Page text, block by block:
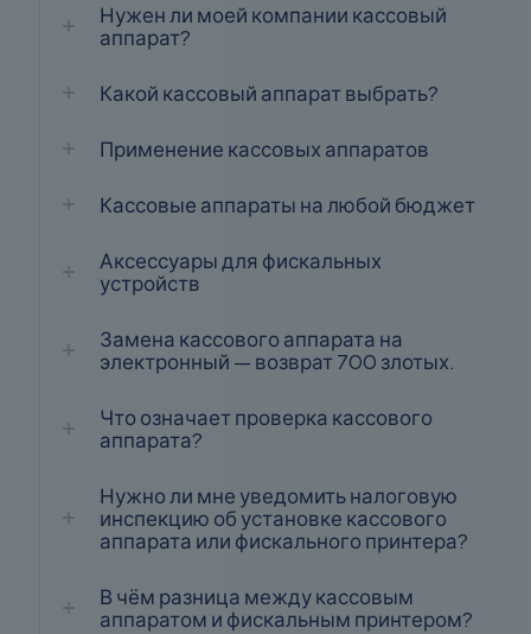
Нужен ли моей компании кассовый
аппарат?
Какой кассовый аппарат выбрать?
Применение кассовых аппаратов
Кассовые аппараты на любой бюджет
Аксессуары для фискальных
устройств
Замена кассового аппарата на
электронный — возврат 700 злотых.
Что означает проверка кассового
аппарата?
Нужно ли мне уведомить налоговую
инспекцию об установке кассового
аппарата или фискального принтера?
В чём разница между кассовым
аппаратом и фискальным принтером?